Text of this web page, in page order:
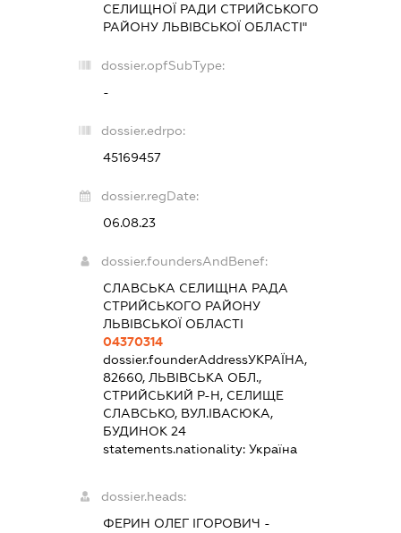
СЕЛИЩНОЇ РАДИ СТРИЙСЬКОГО
РАЙОНУ ЛЬВІВСЬКОЇ ОБЛАСТІ"
dossier.opfSubType:
-
dossier.edrpo:
45169457
dossier.regDate:
06.08.23
dossier.foundersAndBenef:
СЛАВСЬКА СЕЛИЩНА РАДА
СТРИЙСЬКОГО РАЙОНУ
ЛЬВІВСЬКОЇ ОБЛАСТІ
04370314
dossier.founderAddressУКРАЇНА,
82660, ЛЬВІВСЬКА ОБЛ.,
СТРИЙСЬКИЙ Р-Н, СЕЛИЩЕ
СЛАВСЬКО, ВУЛ.ІВАСЮКА,
БУДИНОК 24
statements.nationality:Україна
dossier.heads:
ФЕРИН ОЛЕГ ІГОРОВИЧ -